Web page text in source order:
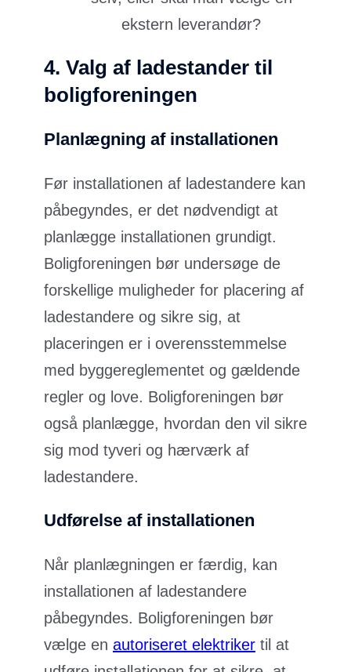
ekstern leverandør?
4. Valg af ladestander til
boligforeningen
Planlægning af installationen
Før installationen af ladestandere kan
påbegyndes, er det nødvendigt at
planlægge installationen grundigt.
Boligforeningen bør undersøge de
forskellige muligheder for placering af
ladestandere og sikre sig, at
placeringen er i overensstemmelse
med byggereglementet og gældende
regler og love. Boligforeningen bør
også planlægge, hvordan den vil sikre
sig mod tyveri og hærværk af
ladestandere.
Udførelse af installationen
Når planlægningen er færdig, kan
installationen af ladestandere
påbegyndes. Boligforeningen bør
vælge en autoriseret elektriker til at